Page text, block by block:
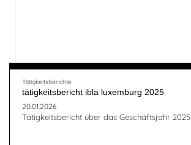
Tätigkeitsberichte
tätigkeitsbericht ibla luxemburg 2025
20.01.2026
Tätigkeitsbericht über das Geschäftsjahr 2025